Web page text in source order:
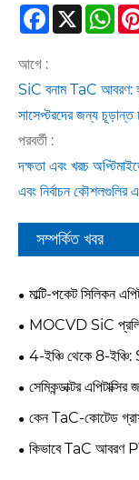
Facebook
X
আগে :
SiC বনাম TaC আবরণ:
সাসেপ্টরদের জন্য চূড়ান্ত
পরবর্তী :
দক্ষতা এবং খরচ
এবং নির্বাচন কৌশলগুলির
সম্পর্কিত খবর
মাল্টি-পকেট সিলিকন
বৈচিত্র্য কীভাবে সমাধান
MOCVD SiC প্রলিপ্ত
স্ট্রেস অপ্টিমাইজেশান কেস
4-ইঞ্চি থেকে 8-ইঞ্চি:
সেমিকন্ডাক্টর
কেন TaC-কোটেড
ভবিষ্যত হিসাবে উঠছে
কিভাবে TaC আবরণ